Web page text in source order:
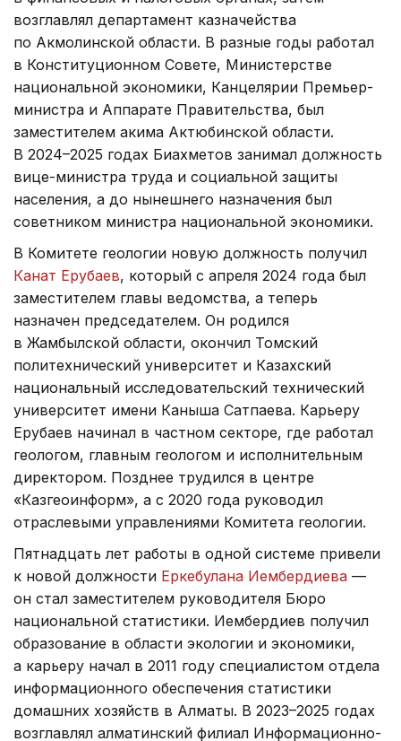
возглавлял департамент казначейства
по Акмолинской области. В разные годы работал
в Конституционном Совете, Министерстве
национальной экономики, Канцелярии Премьер-
министра и Аппарате Правительства, был
заместителем акима Актюбинской области.
В 2024–2025 годах Биахметов занимал должность
вице-министра труда и социальной защиты
населения, а до нынешнего назначения был
советником министра национальной экономики.
В Комитете геологии новую должность получил
Канат Ерубаев, который с апреля 2024 года был
заместителем главы ведомства, а теперь
назначен председателем. Он родился
в Жамбылской области, окончил Томский
политехнический университет и Казахский
национальный исследовательский технический
университет имени Каныша Сатпаева. Карьеру
Ерубаев начинал в частном секторе, где работал
геологом, главным геологом и исполнительным
директором. Позднее трудился в центре
«Казгеоинформ», а с 2020 года руководил
отраслевыми управлениями Комитета геологии.
Пятнадцать лет работы в одной системе привели
к новой должности Еркебулана Иембердиева —
он стал заместителем руководителя Бюро
национальной статистики. Иембердиев получил
образование в области экологии и экономики,
а карьеру начал в 2011 году специалистом отдела
информационного обеспечения статистики
домашних хозяйств в Алматы. В 2023–2025 годах
возглавлял алматинский филиал Информационно-